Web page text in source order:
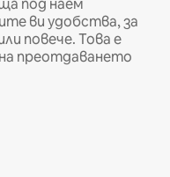
под наем
ви удобства, за
повече. Това е
преотдаването